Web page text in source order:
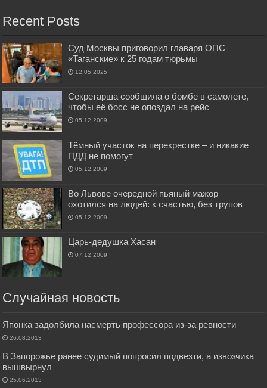
Recent Posts
Суд Москвы приговорил главаря ОПС
«Таганские» к 25 годам тюрьмы
12.05.2025
Секретарша сообщила о бомбе в самолете,
чтобы её босс не опоздал на рейс
05.12.2009
Тёмный участок на перекрестке – и никакие
ПДД не помогут
05.12.2009
Во Львове очередной пьяный мажор
охотился на людей: к счастью, без трупов
05.12.2009
Царь-дедушка Хасан
07.12.2009
Случайная новость
Японка задолбила насмерть профессора из-за ревности
26.08.2013
В Запорожье ранее судимый попросил подвезти, а извозчика
вышвырнул
25.06.2013